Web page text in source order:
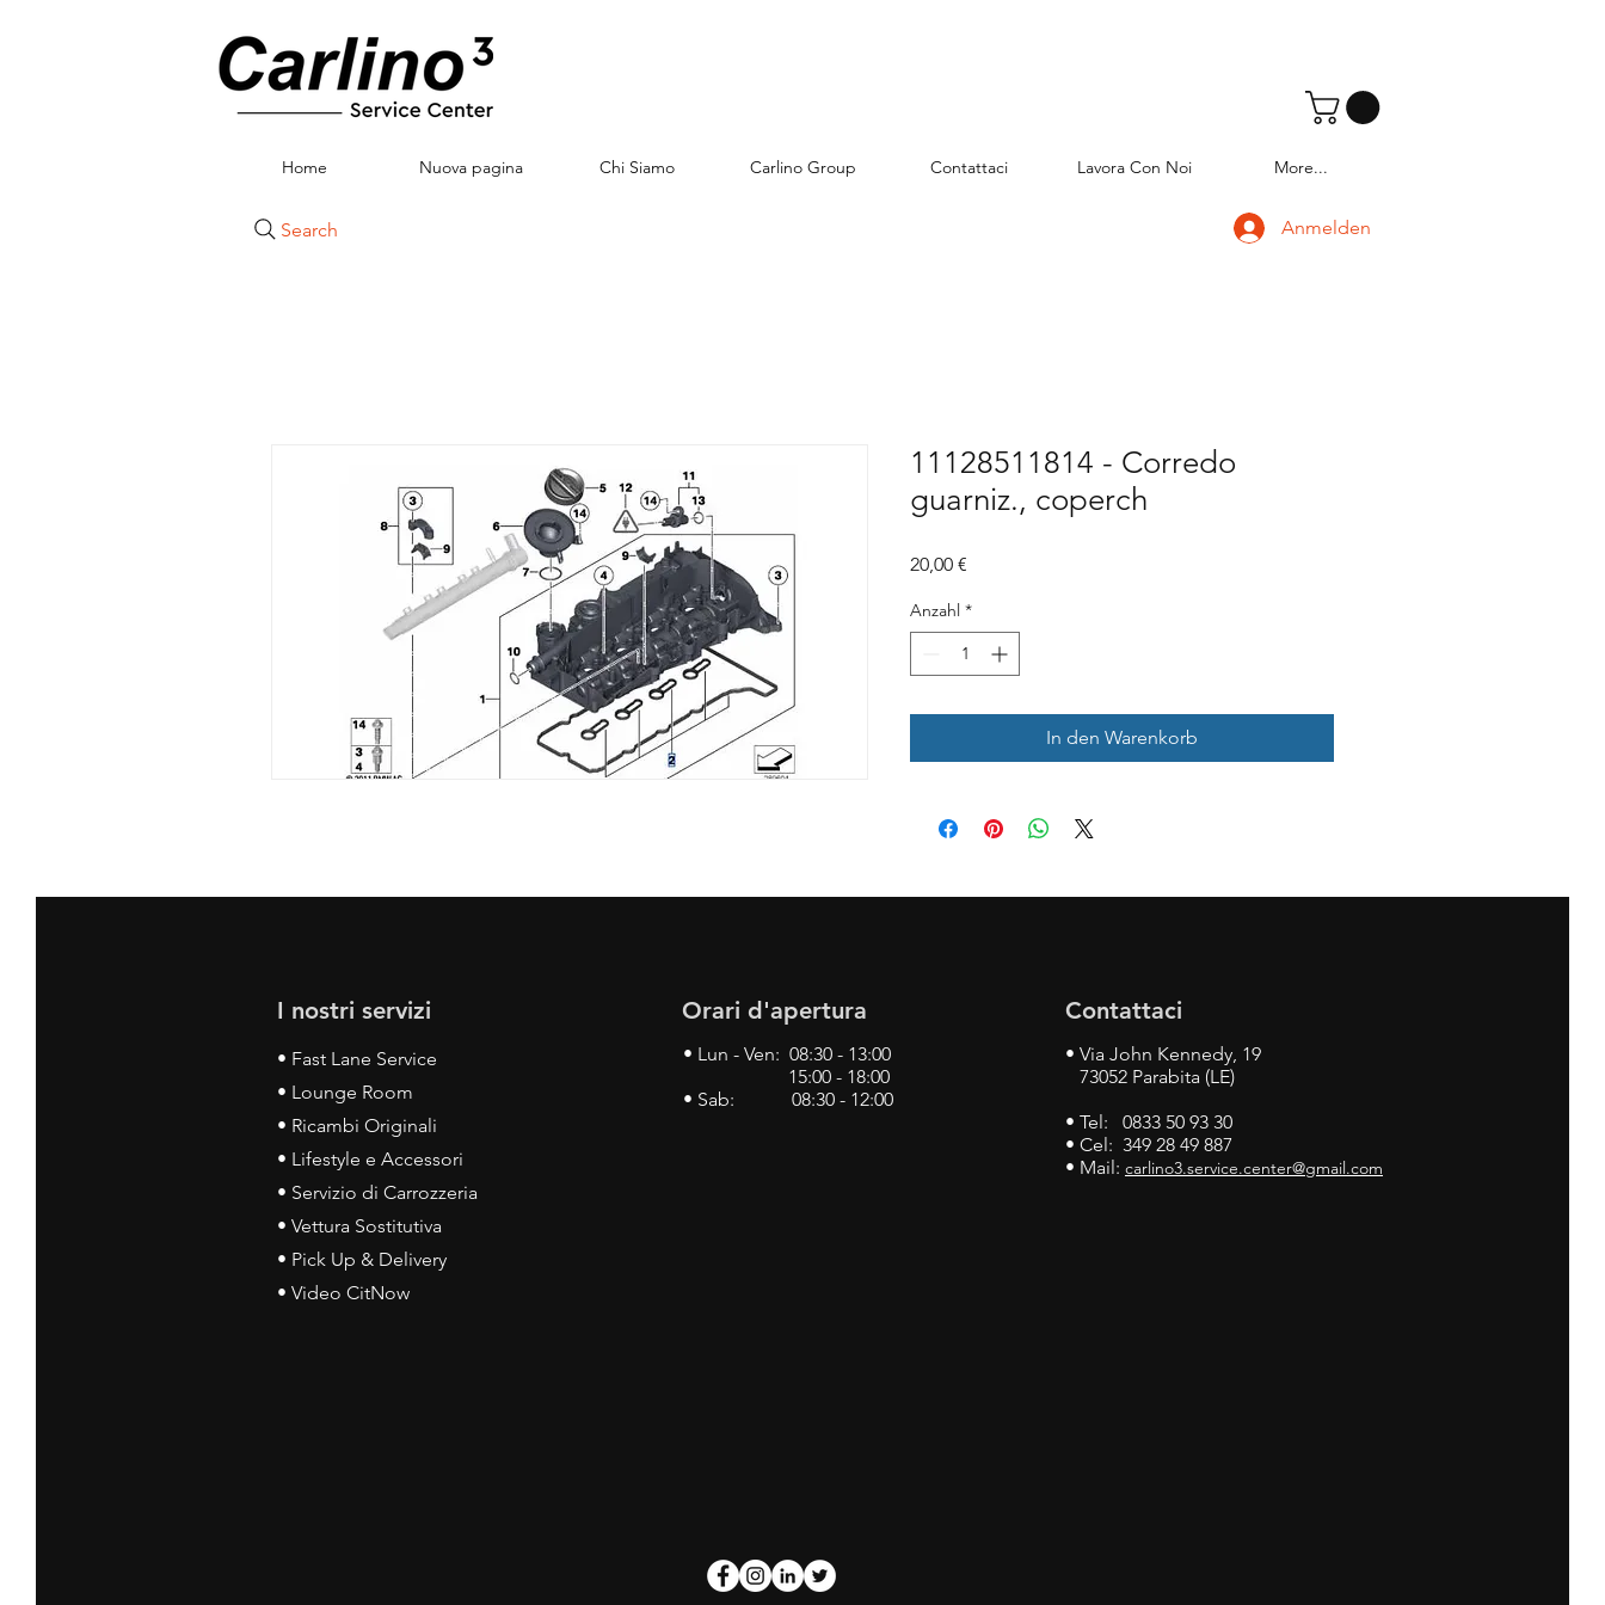
Home Nuova pagina Chi Siamo Carlino Group Contattaci Lavora Con Noi More...
Search Anmelden
11128511814 - Corredo
guarniz., coperch
20,00 €
Anzahl *
In den Warenkorb
I nostri servizi
• Fast Lane Service
• Lounge Room
• Ricambi Originali
• Lifestyle e Accessori
• Servizio di Carrozzeria
• Vettura Sostitutiva
• Pick Up & Delivery
• Video CitNow
Orari d'apertura
• Lun - Ven: 08:30 - 13:00
15:00 - 18:00
• Sab: 08:30 - 12:00
Contattaci
• Via John Kennedy, 19
73052 Parabita (LE)
• Tel: 0833 50 93 30
• Cel: 349 28 49 887
• Mail: carlino3.service.center@gmail.com